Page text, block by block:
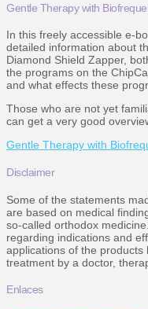
Gentle Therapy with
In this freely accessible e-
detailed information about
Diamond Shield Zapper,
the programs on the
and what effects these
Those who are not yet
can get a very good
Gentle Therapy with
Disclaimer
Some of the statements
are based on medical
so-called orthodox
regarding indications and
applications of the
treatment by a doctor,
Enlaces